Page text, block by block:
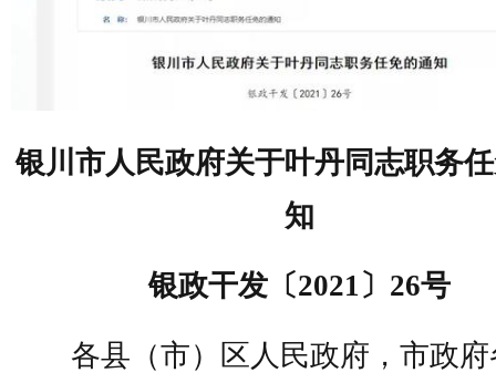
银川市人民政府关于叶丹同志职务
知
银政干发〔2021〕26号
各县（市）区人民政府，市政府